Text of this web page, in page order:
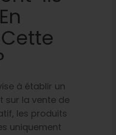
à établir un
sur la vente de
les produits
uniquement